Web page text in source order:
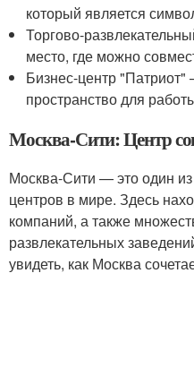
который является
Торгово-
место, где можно
Бизнес-центр
пространство для
Москва-Сити: Центр
Москва-Сити — это один
центров в мире. Здесь
компаний, а также
развлекательных
увидеть, как Москва